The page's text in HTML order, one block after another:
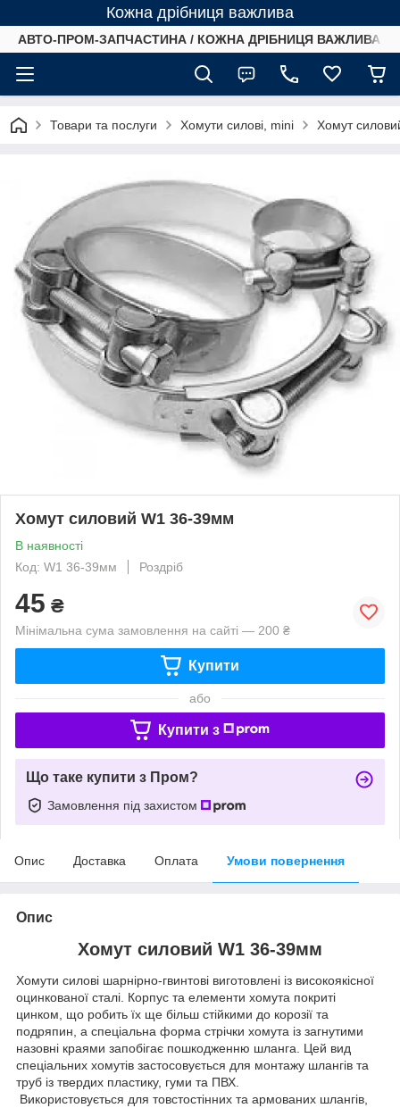
Кожна дрібниця важлива
АВТО-ПРОМ-ЗАПЧАСТИНА / КОЖНА ДРІБНИЦЯ ВАЖЛИВА /
Товари та послуги Хомути силові, mini Хомут
Хомут силовий W1 36-39мм
В наявності
Код: W1 36-39мм
Роздріб
45 ₴
Мінімальна сума замовлення на сайті — 200 ₴
Купити
або
Купити з
Що таке купити з Пром?
Замовлення під захистом
Опис Доставка Оплата Умови повернення
Опис
Хомут силовий W1 36-39мм
Хомути силові шарнірно-гвинтові виготовлені із високоякісної
оцинкованої сталі. Корпус та елементи хомута покриті
цинком, що робить їх ще більш стійкими до корозії та
подряпин, а спеціальна форма стрічки хомута із загнутими
назовні краями запобігає пошкодженню шланга. Цей вид
спеціальних хомутів застосовується для монтажу шлангів та
труб із твердих пластику, гуми та ПВХ.
Використовується для товстостінних та армованих шлангів,